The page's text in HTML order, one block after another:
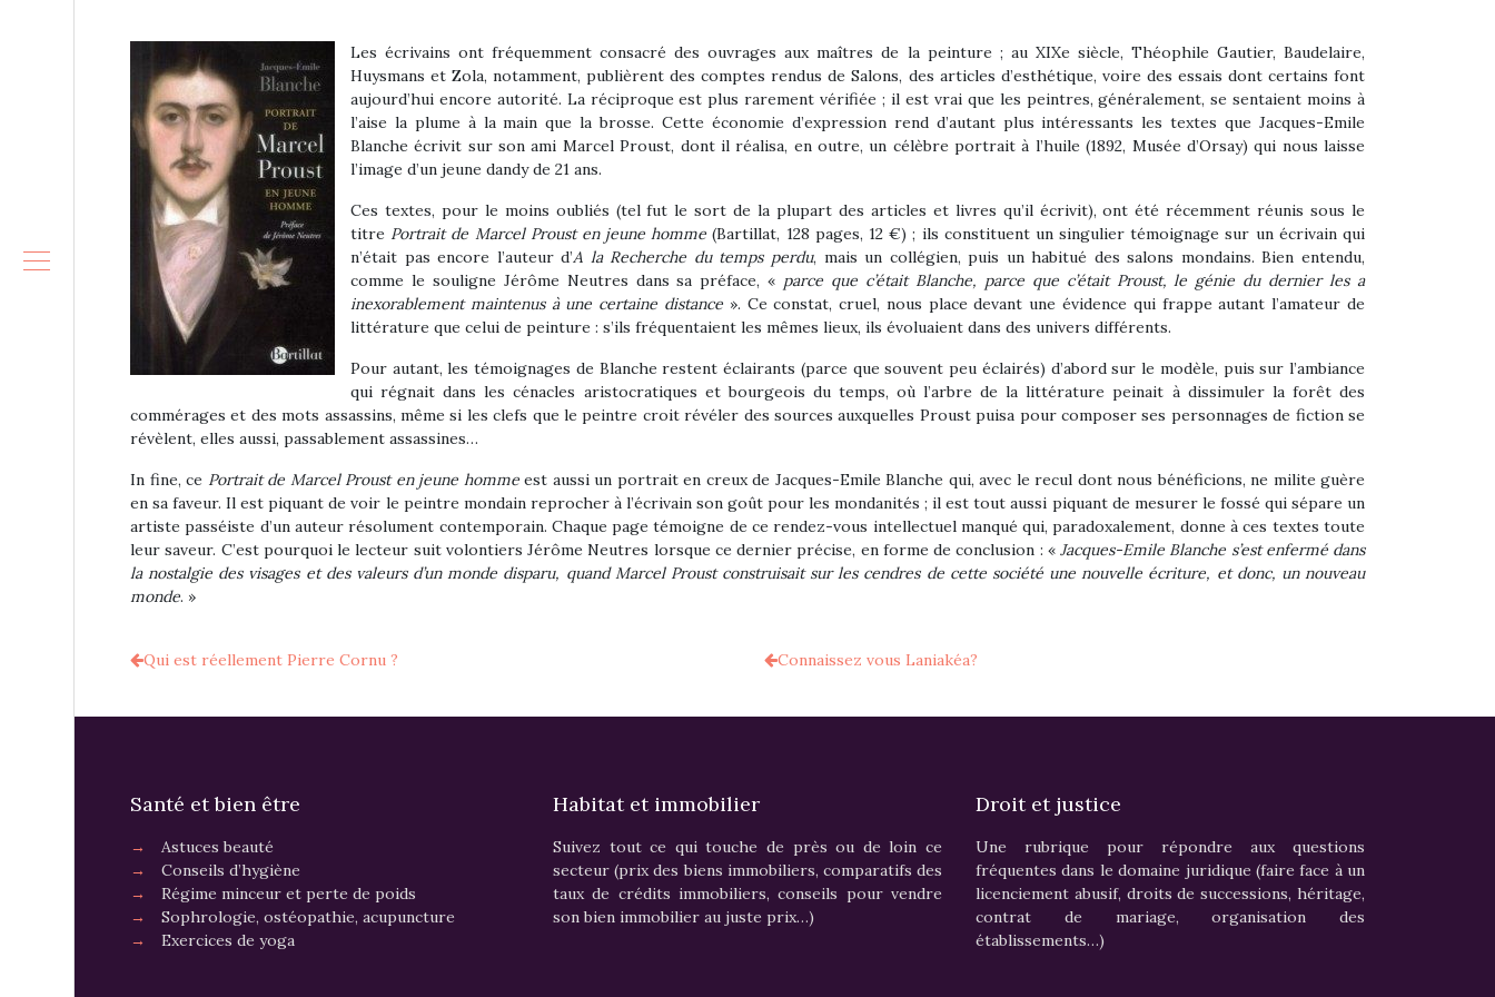
Les écrivains ont fréquemment consacré des ouvrages aux maîtres de la peinture ; au XIXe siècle, Théophile Gautier, Baudelaire,
Huysmans et Zola, notamment, publièrent des comptes rendus de Salons, des articles d’esthétique, voire des essais dont certains font
aujourd’hui encore autorité. La réciproque est plus rarement vérifiée ; il est vrai que les peintres, généralement, se sentaient moins à
l’aise la plume à la main que la brosse. Cette économie d’expression rend d’autant plus intéressants les textes que Jacques-Emile
Blanche écrivit sur son ami Marcel Proust, dont il réalisa, en outre, un célèbre portrait à l’huile (1892, Musée d’Orsay) qui nous laisse
l’image d’un jeune dandy de 21 ans.
Ces textes, pour le moins oubliés (tel fut le sort de la plupart des articles et livres qu’il écrivit), ont été récemment réunis sous le
titre Portrait de Marcel Proust en jeune homme (Bartillat, 128 pages, 12 €) ; ils constituent un singulier témoignage sur un écrivain qui
n’était pas encore l’auteur d’A la Recherche du temps perdu, mais un collégien, puis un habitué des salons mondains. Bien entendu,
comme le souligne Jérôme Neutres dans sa préface, « parce que c’était Blanche, parce que c’était Proust, le génie du dernier les a
inexorablement maintenus à une certaine distance». Ce constat, cruel, nous place devant une évidence qui frappe autant l’amateur de
littérature que celui de peinture : s’ils fréquentaient les mêmes lieux, ils évoluaient dans des univers différents.
Pour autant, les témoignages de Blanche restent éclairants (parce que souvent peu éclairés) d’abord sur le modèle, puis sur l’ambiance
qui régnait dans les cénacles aristocratiques et bourgeois du temps, où l’arbre de la littérature peinait à dissimuler la forêt des
commérages et des mots assassins, même si les clefs que le peintre croit révéler des sources auxquelles Proust puisa pour composer ses personnages de fiction se
révèlent, elles aussi, passablement assassines…
In fine, ce Portrait de Marcel Proust en jeune homme est aussi un portrait en creux de Jacques-Emile Blanche qui, avec le recul dont nous bénéficions, ne milite guère
en sa faveur. Il est piquant de voir le peintre mondain reprocher à l’écrivain son goût pour les mondanités ; il est tout aussi piquant de mesurer le fossé qui sépare un
artiste passéiste d’un auteur résolument contemporain. Chaque page témoigne de ce rendez-vous intellectuel manqué qui, paradoxalement, donne à ces textes toute
leur saveur. C’est pourquoi le lecteur suit volontiers Jérôme Neutres lorsque ce dernier précise, en forme de conclusion : « Jacques-Emile Blanche s’est enfermé dans
la nostalgie des visages et des valeurs d’un monde disparu, quand Marcel Proust construisait sur les cendres de cette société une nouvelle écriture, et donc, un nouveau
monde. »
Qui est réellement Pierre Cornu ? Connaissez vous Laniakéa?
Santé et bien être
→
Astuces beauté
→
Conseils d’hygiène
→
Régime minceur et perte de poids
→
Sophrologie, ostéopathie, acupuncture
→
Exercices de yoga
Habitat et immobilier
Suivez tout ce qui touche de près ou de loin ce
secteur (prix des biens immobiliers, comparatifs des
taux de crédits immobiliers, conseils pour vendre
son bien immobilier au juste prix…)
Droit et justice
Une rubrique pour répondre aux questions
fréquentes dans le domaine juridique (faire face à un
licenciement abusif, droits de successions, héritage,
contrat de mariage, organisation des
établissements…)